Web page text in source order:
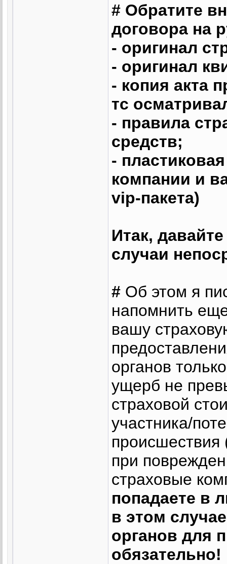
# Обратите
договора на
- оригинал
- оригинал
- копия акта
тс
- правила
средств;
-
компании и
vip-пакета)
Итак,
случаи
# Об этом я
напомнить
вашу
органов
ущерб не
страховой
участника/
при
страховые
попадаете в
в этом
органов для
обязательно!